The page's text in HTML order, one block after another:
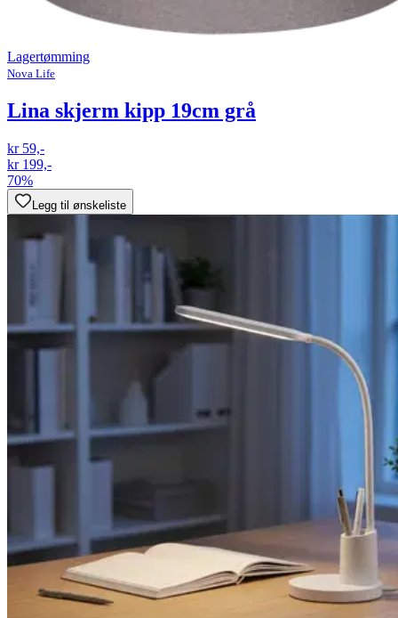
Lagertømming
Nova Life
Lina skjerm kipp 19cm grå
kr 59,-
kr 199,-
70%
Legg til ønskeliste